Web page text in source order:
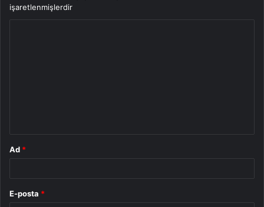
işaretlenmişlerdir
Ad *
E-posta *